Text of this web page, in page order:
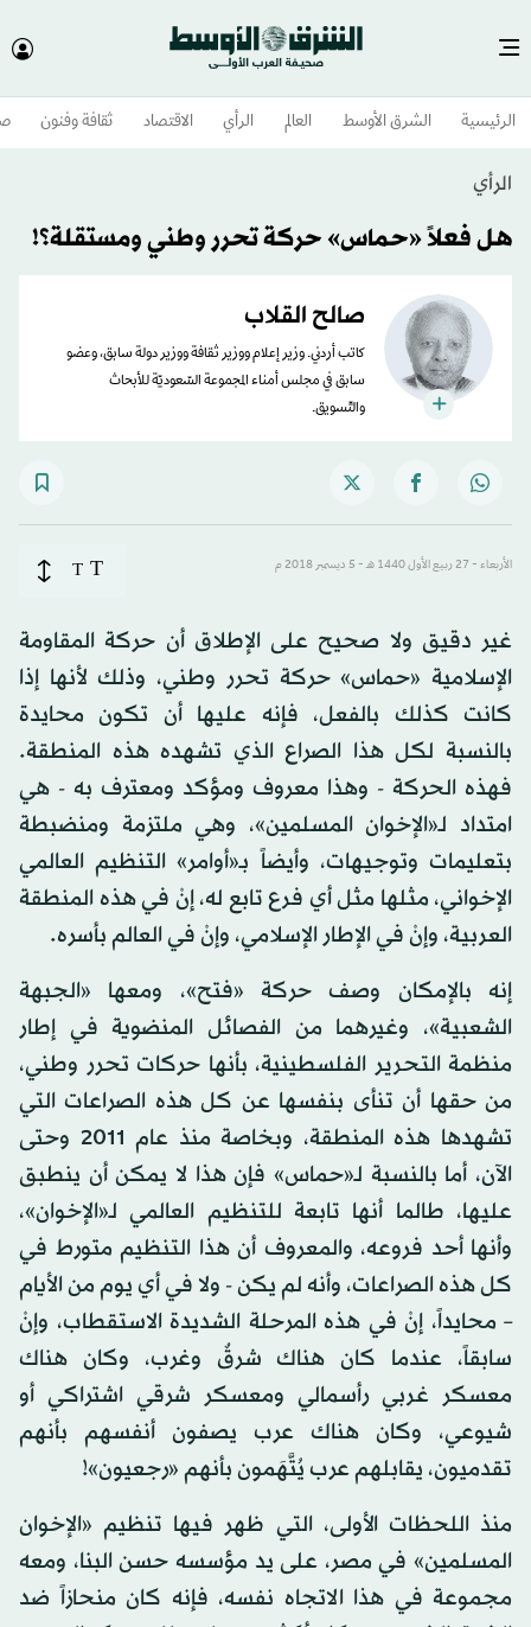
الرئيسية الشرق الأوسط​ العالم الرأي الاقتصاد ثقافة وفنون
الرأي
هل فعلاً «حماس» حركة تحرر وطني ومستقلة؟!
صالح القلاب
كاتب أردني. وزير إعلام ووزير ثقافة ووزير دولة سابق، وعضو
سابق في مجلس أمناء المجموعة السّعوديّة للأبحاث
والتّسويق.
الأربعاء - 27 ربيع الأول 1440 هـ - 5 ديسمبر 2018 م T
T
غير دقيق ولا صحيح على الإطلاق أن حركة المقاومة
الإسلامية «حماس» حركة تحرر وطني، وذلك لأنها إذا
كانت كذلك بالفعل، فإنه عليها أن تكون محايدة
بالنسبة لكل هذا الصراع الذي تشهده هذه المنطقة.
فهذه الحركة - وهذا معروف ومؤكد ومعترف به - هي
امتداد لـ«الإخوان المسلمين»، وهي ملتزمة ومنضبطة
بتعليمات وتوجيهات، وأيضاً بـ«أوامر» التنظيم العالمي
الإخواني، مثلها مثل أي فرع تابع له، إنْ في هذه المنطقة
العربية، وإنْ في الإطار الإسلامي، وإنْ في العالم بأسره.
إنه بالإمكان وصف حركة «فتح»، ومعها «الجبهة
الشعبية»، وغيرهما من الفصائل المنضوية في إطار
منظمة التحرير الفلسطينية، بأنها حركات تحرر وطني،
من حقها أن تنأى بنفسها عن كل هذه الصراعات التي
تشهدها هذه المنطقة، وبخاصة منذ عام 2011 وحتى
الآن، أما بالنسبة لـ«حماس» فإن هذا لا يمكن أن ينطبق
عليها، طالما أنها تابعة للتنظيم العالمي لـ«الإخوان»،
وأنها أحد فروعه، والمعروف أن هذا التنظيم متورط في
كل هذه الصراعات، وأنه لم يكن - ولا في أي يوم من الأيام
– محايداً، إنْ في هذه المرحلة الشديدة الاستقطاب، وإنْ
سابقاً، عندما كان هناك شرقٌ وغرب، وكان هناك
معسكر غربي رأسمالي ومعسكر شرقي اشتراكي أو
شيوعي، وكان هناك عرب يصفون أنفسهم بأنهم
تقدميون، يقابلهم عرب يُتَّهَمون بأنهم «رجعيون»!
منذ اللحظات الأولى، التي ظهر فيها تنظيم «الإخوان
المسلمين» في مصر، على يد مؤسسه حسن البنا، ومعه
مجموعة في هذا الاتجاه نفسه، فإنه كان منحازاً ضد